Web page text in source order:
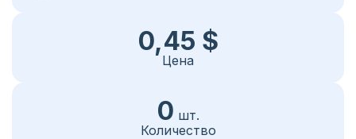
0,45 $
Цена
0 шт.
Количество